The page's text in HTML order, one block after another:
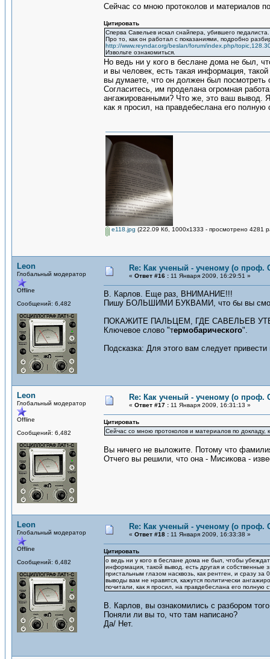
Сейчас со мною протоколов и материалов
Цитировать
Сперва Савельев искал снайпера, убившего
Про то, как он работал с показаниями, подробно
http://www.reyndar.org/beslan/forum/index.php/
Извольте ознакомиться.
Но ведь ни у кого в беслане дома не был,
и вы человек, есть такая информация,
вы думаете, что он должен был посмотреть
Согласитесь, им проделана огромная
ангажированными? Что же, это ваш вывод.
как я просил, на правдебеслана его
e118.jpg (222.09 Кб, 1000x1333 - просмотрено 4281
Leon
Глобальный модератор
Offline
Сообщений: 6,482
Re: Как ученый - ученому (о проф.
« Ответ #16 : 11 Января 2009, 16:29:51 »
В. Карлов. Еще раз, ВНИМАНИЕ!!!
Пишу БОЛЬШИМИ БУКВАМИ, что бы вы
ПОКАЖИТЕ ПАЛЬЦЕМ, ГДЕ САВЕЛЬЕВ
Ключевое слово "термобарического".
Подсказка: Для этого вам следует привести
Leon
Глобальный модератор
Offline
Сообщений: 6,482
Re: Как ученый - ученому (о проф.
« Ответ #17 : 11 Января 2009, 16:31:13 »
Цитировать
Сейчас со мною протоколов и материалов по
Вы ничего не выложите. Потому что
Отчего вы решили, что она - Мисикова -
Leon
Глобальный модератор
Offline
Сообщений: 6,482
Re: Как ученый - ученому (о проф.
« Ответ #18 : 11 Января 2009, 16:33:38 »
Цитировать
о ведь ни у кого в беслане дома не был, чтобы
информация, такой вывод. есть другая и
пристальным глазом насквозь, как рентген, и сразу
выводы вам не нравятся, кажутся политически
почитали, как я просил, на правдебеслана его полную
В. Карлов, вы ознакомились с разбором
Поняли ли вы то, что там написано?
Да/ Нет.